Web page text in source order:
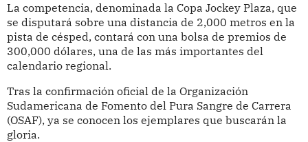
La competencia, denominada la Copa Jockey Plaza, que
se disputará sobre una distancia de 2,000 metros en la
pista de césped, contará con una bolsa de premios de
300,000 dólares, una de las más importantes del
calendario regional.
Tras la confirmación oficial de la Organización
Sudamericana de Fomento del Pura Sangre de Carrera
(OSAF), ya se conocen los ejemplares que buscarán la
gloria.